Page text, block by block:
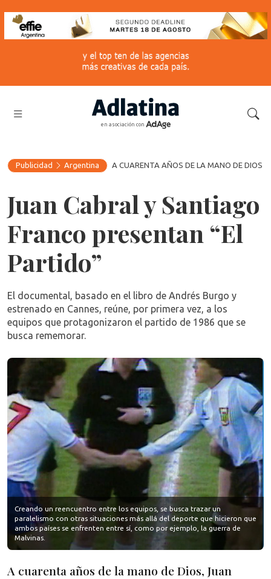
en asociación con
Publicidad Argentina A CUARENTA AÑOS DE LA MANO DE DIOS
Juan Cabral y Santiago
Franco presentan “El
Partido”
El documental, basado en el libro de Andrés Burgo y
estrenado en Cannes, reúne, por primera vez, a los
equipos que protagonizaron el partido de 1986 que se
busca rememorar.
Creando un reencuentro entre los equipos, se busca trazar un
paralelismo con otras situaciones más allá del deporte que hicieron que
ambos países se enfrenten entre sí, como por ejemplo, la guerra de
Malvinas.
A cuarenta años de la mano de Dios, Juan